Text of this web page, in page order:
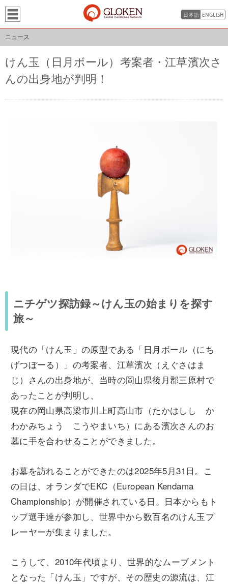
日本語 ENGLISH
ニュース
けん玉（日月ボール）考案者・江草濱次さ
んの出身地が判明！
ニチゲツ探訪録～けん玉の始まりを探す
旅～
現代の「けん玉」の原型である「日月ボール（にち
げつぼーる）」の考案者、江草濱次（えぐさはま
じ）さんの出身地が、当時の岡山県後月郡三原村で
あったことが判明し、
現在の岡山県高梁市川上町高山市（たかはしし か
わかみちょう こうやまいち）にある濱次さんのお
墓に手を合わせることができました。
お墓を訪れることができたのは2025年5月31日。こ
の日は、オランダでEKC（European Kendama
Championship）が開催されている日。日本からもト
ップ選手達が参加し、世界中から数百名のけん玉プ
レーヤーが集まりました。
こうして、2010年代頃より、世界的なムーブメント
となった「けん玉」ですが、その歴史の源流は、江